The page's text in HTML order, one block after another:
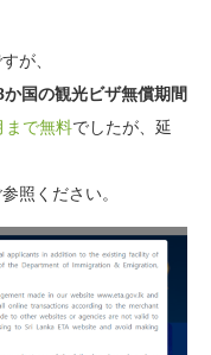
が、
国の観光ビザ無償期間
まで無料でしたが、延
照ください。